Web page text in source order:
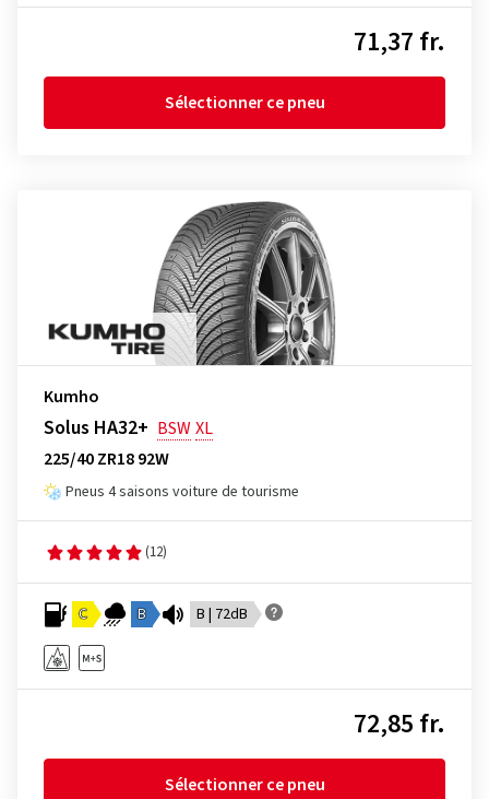
71,37 fr.
Sélectionner ce pneu
Kumho
Solus HA32+ BSWXL
225/40 ZR18 92W
Pneus 4 saisons voiture de tourisme
(12)
C B B | 72dB
72,85 fr.
Sélectionner ce pneu